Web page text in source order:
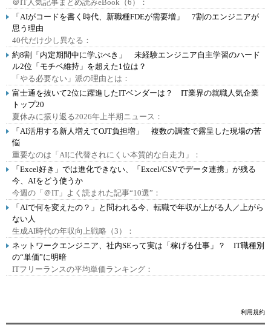
＠IT人気記事まとめ読みeBook（6）：
「AIがコードを書く時代、新職種FDEが需要増」 7割のエンジニアが
思う理由
40代だけ少し異なる：
約8割「内定期間中に学ぶべき」 未経験エンジニア自主学習のハード
ル2位「モチベ維持」を超えた1位は？
「やる必要ない」派の理由とは：
富士通を抜いて2位に躍進したITベンダーは？ IT業界の就職人気企業
トップ20
夏休みに振り返る2026年上半期ニュース：
「AI活用する新人増えてOJT負担増」 複数の調査で露呈した現場の苦
悩
重要なのは「AIに代替されにくい本質的な自走力」：
「Excel好き」では進化できない、「Excel/CSVでデータ連携」が残る
今、AIをどう使うか
今週の「＠IT」よく読まれた記事“10選”：
「AIで何を変えたの？」と問われる今、転職で年収が上がる人／上がら
ない人
生成AI時代の年収向上戦略（3）：
ネットワークエンジニア、社内SEって実は「稼げる仕事」？ IT職種別
の“単価”に明暗
ITフリーランスの平均単価ランキング：
利用規約